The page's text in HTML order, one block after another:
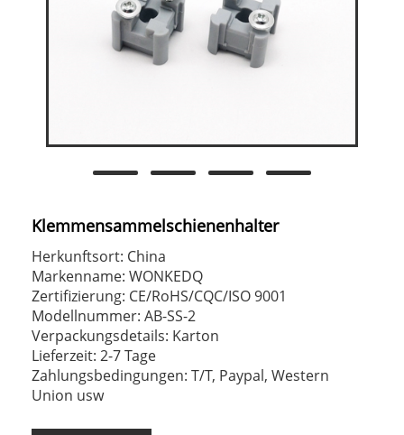
Klemmensammelschienenhalter
Herkunftsort: China
Markenname: WONKEDQ
Zertifizierung: CE/RoHS/CQC/ISO 9001
Modellnummer: AB-SS-2
Verpackungsdetails: Karton
Lieferzeit: 2-7 Tage
Zahlungsbedingungen: T/T, Paypal, Western
Union usw